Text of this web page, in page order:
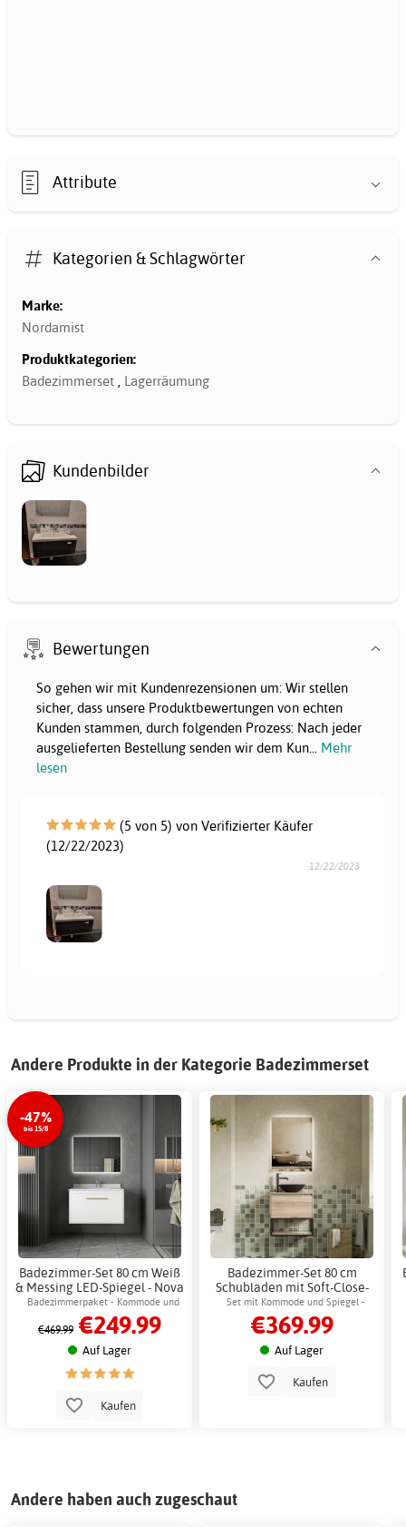
Attribute
Kategorien & Schlagwörter
Marke:
Nordamist
Produktkategorien:
Badezimmerset
Lagerräumung
Kundenbilder
Bewertungen
So gehen wir mit Kundenrezensionen um: Wir stellen
sicher, dass unsere Produktbewertungen von echten
Kunden stammen, durch folgenden Prozess: Nach jeder
ausgelieferten Bestellung senden wir dem Kun... Mehr
lesen
(5 von 5) von Verifizierter Käufer
(12/22/2023)
12/22/2023
Andere Produkte in der Kategorie Badezimmerset
-47%
bis 15/8
Badezimmer-Set 80 cm Weiß
& Messing LED-Spiegel - Nova
+ 2.00 x Badezimmerhaken
Badezimmerpaket - Kommode und
Spiegel mit LED-Beleuchtung
€469.99 €249.99
Auf Lager
Kaufen
Badezimmer-Set 80 cm
Schubladen mit Soft-Close-
Funktion & LED-Spiegel -
Calista
Set mit Kommode und Spiegel -
Keramikwaschbecken & dimmbarem
LED-Spiegel mit Antibeschlag.
€369.99
Auf Lager
Kaufen
Andere haben auch zugeschaut